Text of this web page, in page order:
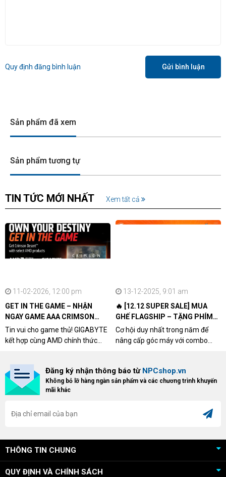
Quy định đăng bình luận Gửi bình luận
Sản phẩm đã xem
Sản phẩm tương tự
TIN TỨC MỚI NHẤT Xem tất cả
11-02-2026, 12:00 pm
GET IN THE GAME – NHẬN
NGAY GAME AAA CRIMSON
DESERT CÙNG GIGABYTE &
AMD
Tin vui cho game thủ! GIGABYTE
kết hợp cùng AMD chính thức
khách hàng sở hữu VGA Radeon
RX 9070 / RX 9070 XT.
13-12-2025, 9:01 am
🔥 [12.12 SUPER SALE] MUA
GHẾ FLAGSHIP – TẶNG PHÍM
CƠ XỊN
Cơ hội duy nhất trong năm để
nâng cấp góc máy với combo
dòng ghế Gaming cao cấp nhất,
bạn sẽ nhận ngay quà tặng trị giá
Đăng ký nhận thông báo từ NPCshop.vn
Không bỏ lỡ hàng ngàn sản phẩm và các chương trình khuyến
mãi khác
THÔNG TIN CHUNG
QUY ĐỊNH VÀ CHÍNH SÁCH